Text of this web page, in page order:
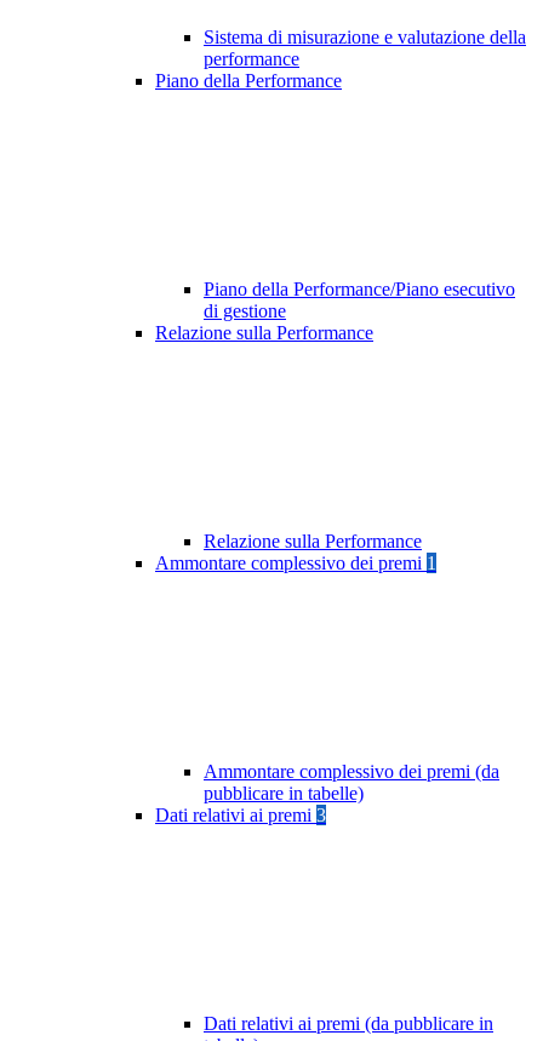
Sistema di misurazione e valutazione della
performance
Piano della Performance
Piano della Performance/Piano esecutivo
di gestione
Relazione sulla Performance
Relazione sulla Performance
Ammontare complessivo dei premi 1
Ammontare complessivo dei premi (da
pubblicare in tabelle)
Dati relativi ai premi 3
Dati relativi ai premi (da pubblicare in